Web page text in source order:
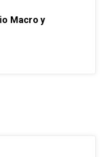
Macro y